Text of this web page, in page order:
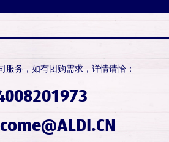
服务，如有团购需求，详情请恰：